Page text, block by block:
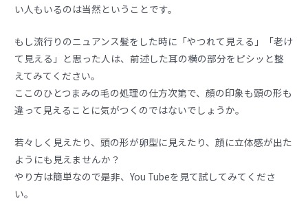
い人もいるのは当然ということです。
もし流行りのニュアンス髪をした時に「やつれて見える」「老け
て見える」と思った人は、前述した耳の横の部分をピシッと整
えてみてください。
ここのひとつまみの毛の処理の仕方次第で、顔の印象も頭の形も
違って見えることに気がつくのではないでしょうか。
若々しく見えたり、頭の形が卵型に見えたり、顔に立体感が出た
ようにも見えませんか？
やり方は簡単なので是非、You Tubeを見て試してみてくださ
い。